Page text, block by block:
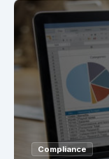
Compliance